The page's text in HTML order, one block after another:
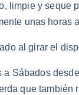
limpie y seque
unas horas
al girar el
Sábados
que